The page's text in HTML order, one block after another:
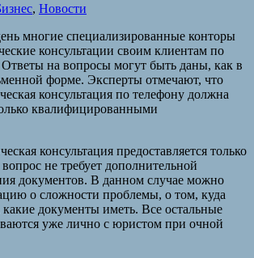
, Новости
многие специализированные конторы
консультации своим клиентам по
на вопросы могут быть даны, как в
форме. Эксперты отмечают, что
консультация по телефону должна
квалифицированными
консультация предоставляется только
не требует дополнительной
документов. В данном случае можно
о сложности проблемы, о том, куда
какие документы иметь. Все остальные
уже лично с юристом при очной